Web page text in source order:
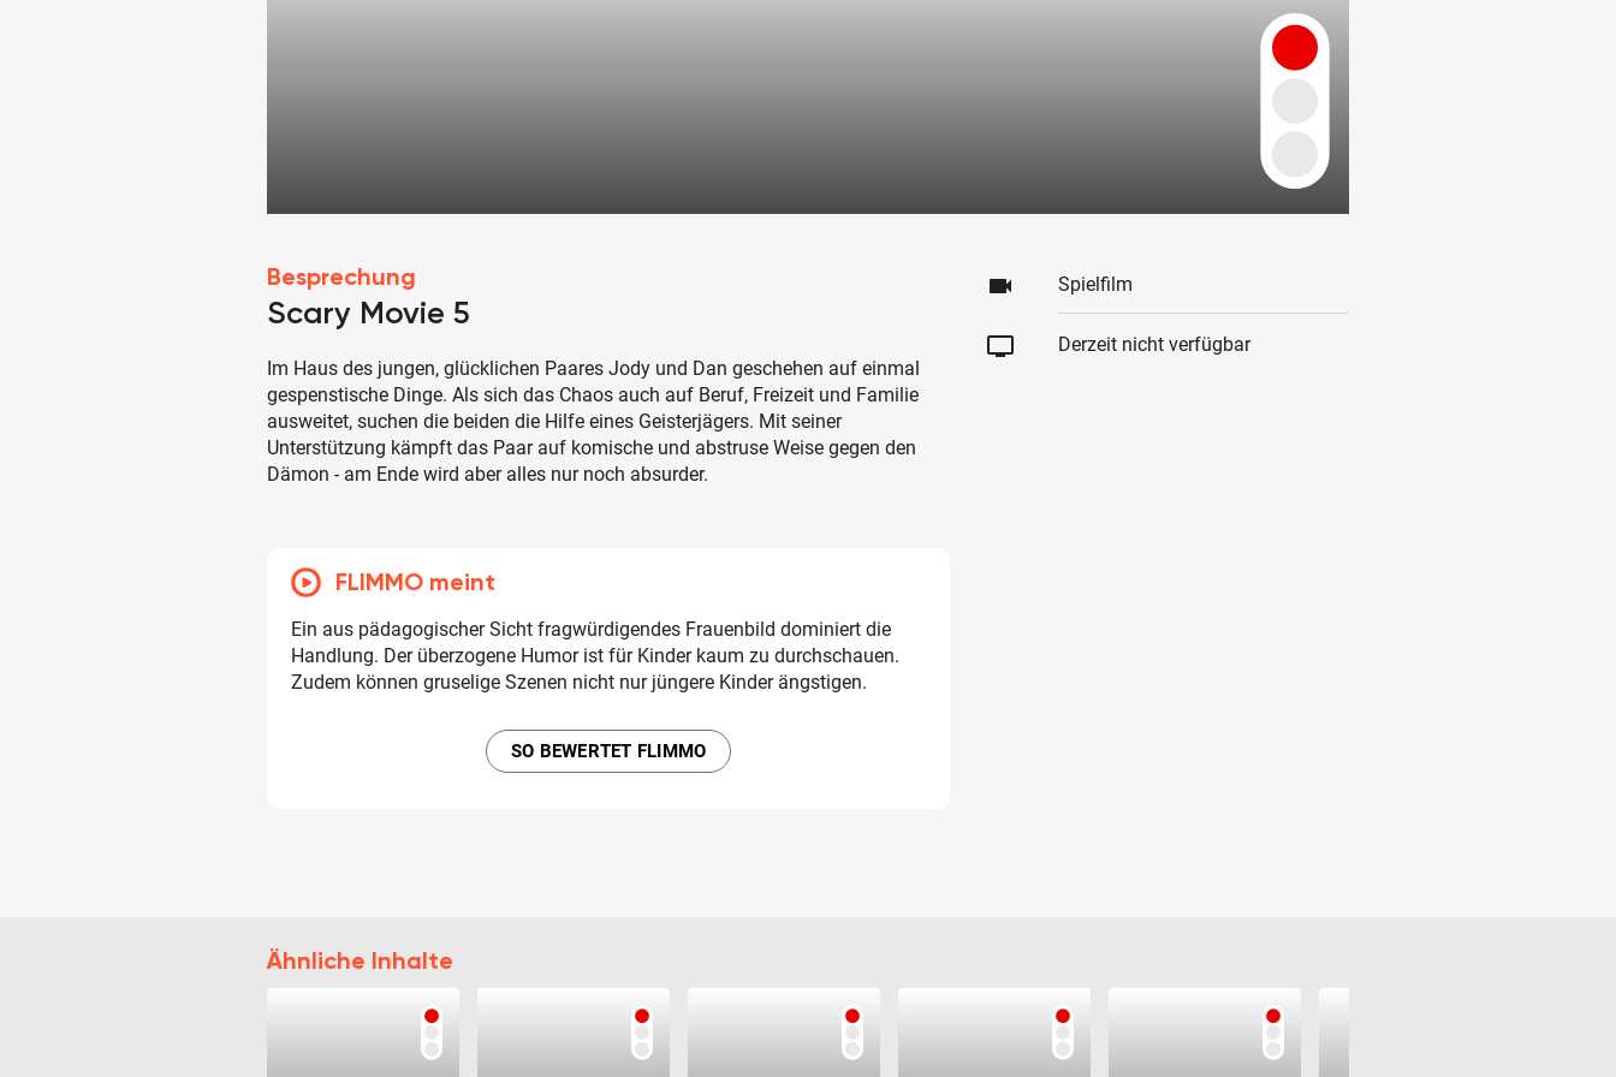
Besprechung
Scary Movie 5
Im Haus des jungen, glücklichen Paares Jody und Dan geschehen auf einmal
gespenstische Dinge. Als sich das Chaos auch auf Beruf, Freizeit und Familie
ausweitet, suchen die beiden die Hilfe eines Geisterjägers. Mit seiner
Unterstützung kämpft das Paar auf komische und abstruse Weise gegen den
Dämon - am Ende wird aber alles nur noch absurder.
FLIMMO meint
Ein aus pädagogischer Sicht fragwürdigendes Frauenbild dominiert die
Handlung. Der überzogene Humor ist für Kinder kaum zu durchschauen.
Zudem können gruselige Szenen nicht nur jüngere Kinder ängstigen.
SO BEWERTET FLIMMO
videocam Spielfilm
tv Derzeit nicht verfügbar
Ähnliche Inhalte